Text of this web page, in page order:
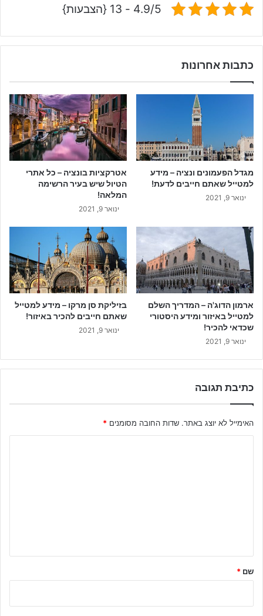
4.9/5 - 13 {הצבעות}
כתבות אחרונות
מגדל הפעמונים ונציה – מידע
למטייל שאתם חייבים לדעת!
ינואר 9, 2021
אטרקציות בונציה – כל אתרי
הטיול שיש בעיר הרשימה
המלאה!
ינואר 9, 2021
ארמון הדוג'ה – המדריך השלם
למטייל באיזור ומידע היסטורי
שכדאי להכיר!
ינואר 9, 2021
בזיליקת סן מרקו – מידע למטייל
שאתם חייבים להכיר באיזור!
ינואר 9, 2021
כתיבת תגובה
האימייל לא יוצג באתר. שדות החובה מסומנים *
ל
שם *